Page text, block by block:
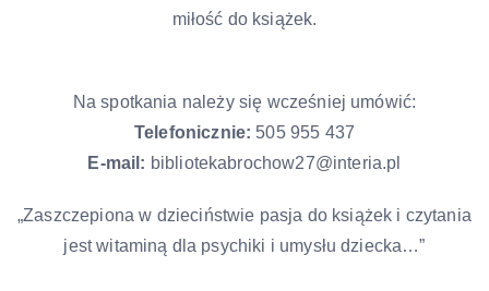
miłość do książek.
Na spotkania należy się wcześniej umówić:
Telefonicznie: 505 955 437
E-mail: bibliotekabrochow27@interia.pl
„Zaszczepiona w dzieciństwie pasja do książek i czytania
jest witaminą dla psychiki i umysłu dziecka…”